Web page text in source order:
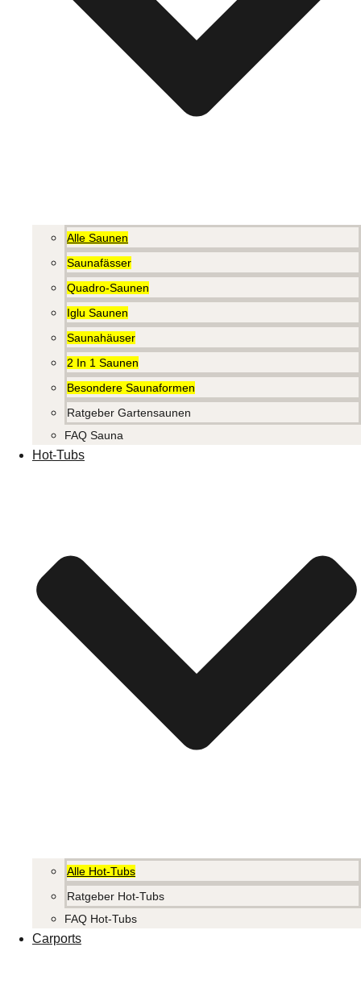
Alle Saunen
Saunafässer
Quadro-Saunen
Iglu Saunen
Saunahäuser
2 In 1 Saunen
Besondere Saunaformen
Ratgeber Gartensaunen
FAQ Sauna
Hot-Tubs
Alle Hot-Tubs
Ratgeber Hot-Tubs
FAQ Hot-Tubs
Carports